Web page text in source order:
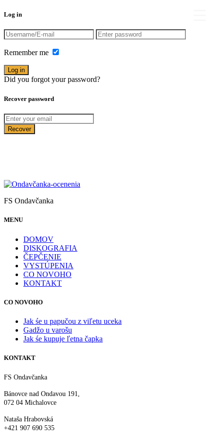
Log in
Remember me
Log in
Did you forgot your password?
Recover password
Recover
FS Ondavčanka
MENU
DOMOV
DISKOGRAFIA
ČEPČENIE
VYSTÚPENIA
CO NOVOHO
KONTAKT
CO NOVOHO
Jak śe u papučou z viľetu uceka
Gadžo u varošu
Jak śe kupuje ľetna čapka
KONTAKT
FS Ondavčanka
Bánovce nad Ondavou 191,
072 04 Michalovce
Nataša Hrabovská
+421 907 690 535